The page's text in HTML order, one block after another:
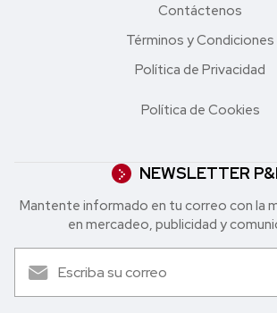
Contáctenos
Términos y Condiciones
Política de Privacidad
Política de Cookies
NEWSLETTER
Mantente informado en tu correo con la
en mercadeo, publicidad y